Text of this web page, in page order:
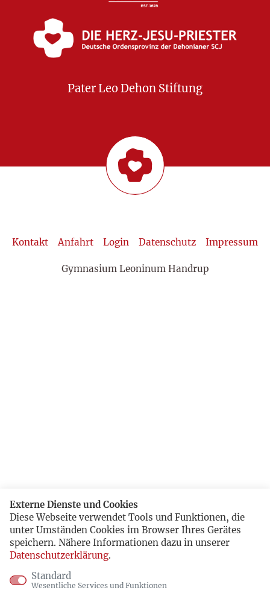
Pater Leo Dehon Stiftung
Kontakt Anfahrt Login Datenschutz Impressum
Gymnasium Leoninum Handrup
Externe Dienste und Cookies
Diese Webseite verwendet Tools und Funktionen, die
unter Umständen Cookies im Browser Ihres Gerätes
speichern. Nähere Informationen dazu in unserer
Datenschutzerklärung.
Standard
Wesentliche Services und Funktionen